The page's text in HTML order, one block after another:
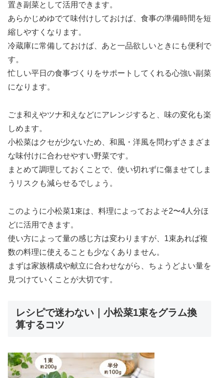
置き副菜として活用できます。
あらかじめゆでて味付けしておけば、食事の準備時間を短
縮しやすくなります。
冷蔵庫に常備しておけば、あと一品欲しいときにも便利で
す。
忙しい平日の食事づくりをサポートしてくれる心強い副菜
になります。
ごま和えやツナ和えなどにアレンジすると、味の変化も楽
しめます。
小松菜はクセが少ないため、和風・洋風を問わずさまざま
な味付けに合わせやすい野菜です。
まとめて調理しておくことで、使い切れずに傷ませてしま
うリスクも減らせるでしょう。
このように小松菜1束は、料理によっておよそ2〜4人分ほ
どに活用できます。
使い方によって量の感じ方は変わりますが、1束あれば複
数の料理に使えることも少なくありません。
まずは家族構成や献立に合わせながら、ちょうどよい量を
見つけていくことが大切です。
レシピで迷わない｜小松菜1束をグラム換
算するコツ